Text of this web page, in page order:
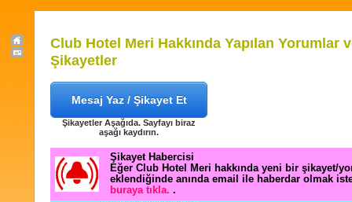
Club Hotel Meri Hakkında Yapılan Yorumlar
Şikayetler
Mesaj Yaz / Şikayet Et
Şikayetler Aşağıda. Sayfayı biraz
aşağı kaydırın.
Şikayet Habercisi
Eğer Club Hotel Meri hakkında yeni bir şikayet/
eklendiğinde anında email ile haberdar olmak
buraya tıkla. .